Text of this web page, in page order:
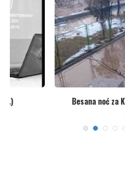
Besana noć za Kakanjce
26. Januara